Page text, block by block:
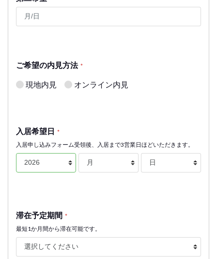
ご希望の内見方法 *
現地内見 オンライン内見
入居希望日 *
入居申し込みフォーム受領後、入居まで3営業日ほどいただきます。
滞在予定期間 *
最短1か月間から滞在可能です。